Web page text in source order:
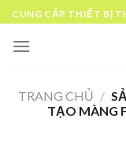
Skip
to
content
CUNG CẤP THIẾT BỊ
TRANG CHỦ /
TẠO MÀNG